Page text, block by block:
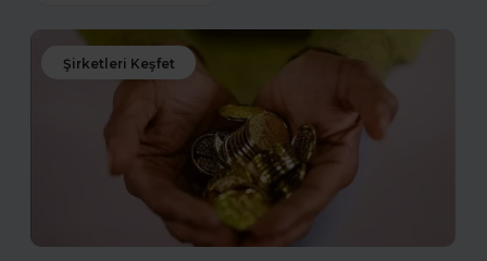
Şirketleri Keşfet